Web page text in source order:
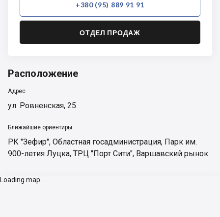
+380 (95) 889 91 91
ОТДЕЛ ПРОДАЖ
Расположение
Адрес
ул. Ровненская, 25
Ближайшие ориентиры
РК "Зефир", Областная госадминистрация, Парк им.
900-летия Луцка, ТРЦ "Порт Сити", Варшавский рынок
Loading map...